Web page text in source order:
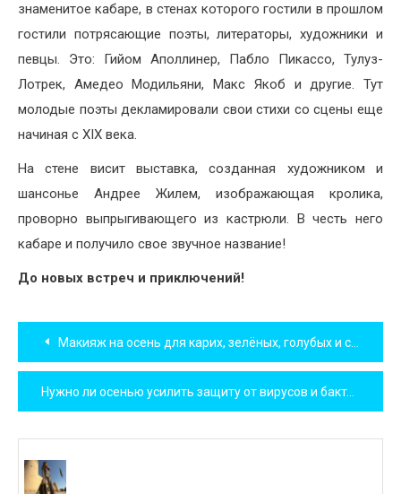
знаменитое кабаре, в стенах которого гостили в прошлом
гостили потрясающие поэты, литераторы, художники и
певцы. Это: Гийом Аполлинер, Пабло Пикассо, Тулуз-
Лотрек, Амедео Модильяни, Макс Якоб и другие. Тут
молодые поэты декламировали свои стихи со сцены еще
начиная с XIX века.
На стене висит выставка, созданная художником и
шансонье Андрее Жилем, изображающая кролика,
проворно выпрыгивающего из кастрюли. В честь него
кабаре и получило свое звучное название!
До новых встреч и приключений!
Навигация
по
записям
Макияж на осень для карих, зелёных, голубых и серых глаз.
Нужно ли осенью усилить защиту от вирусов и бактерий? Как это сделать?